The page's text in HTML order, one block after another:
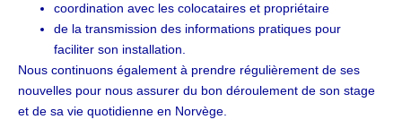
coordination avec les colocataires et propriétaire
de la transmission des informations pratiques pour
faciliter son installation.
Nous continuons également à prendre régulièrement de ses
nouvelles pour nous assurer du bon déroulement de son stage
et de sa vie quotidienne en Norvège.